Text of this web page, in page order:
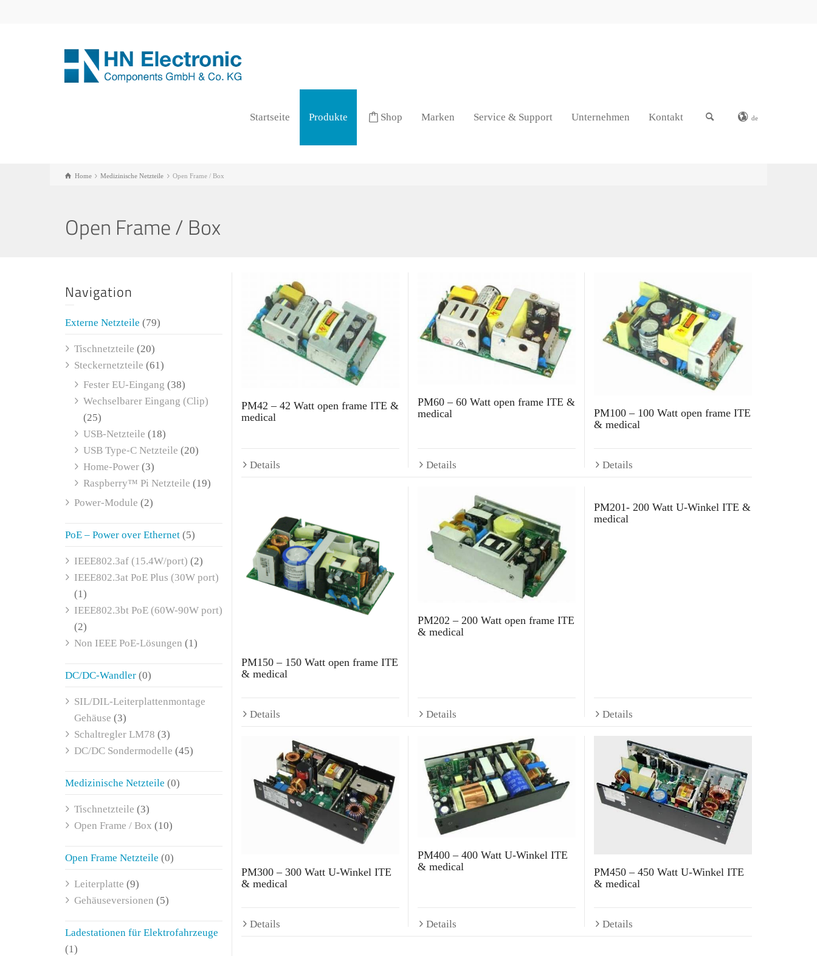
Startseite Produkte Shop Marken Service & Support Unternehmen Kontakt de
Home Medizinische Netzteile Open Frame / Box
Open Frame / Box
PM42 – 42 Watt open frame ITE &
medical
Details
PM60 – 60 Watt open frame ITE &
medical
Details
PM100 – 100 Watt open frame ITE
& medical
Details
PM150 – 150 Watt open frame ITE
& medical
Details
PM202 – 200 Watt open frame ITE
& medical
Details
PM201- 200 Watt U-Winkel ITE &
medical
Details
PM300 – 300 Watt U-Winkel ITE
& medical
Details
PM400 – 400 Watt U-Winkel ITE
& medical
Details
PM450 – 450 Watt U-Winkel ITE
& medical
Details
Navigation
Externe Netzteile (79)
Tischnetzteile (20)
Steckernetzteile (61)
Fester EU-Eingang (38)
Wechselbarer Eingang (Clip)
(25)
USB-Netzteile (18)
USB Type-C Netzteile (20)
Home-Power (3)
Raspberry™ Pi Netzteile (19)
Power-Module (2)
PoE – Power over Ethernet (5)
IEEE802.3af (15.4W/port) (2)
IEEE802.3at PoE Plus (30W port)
(1)
IEEE802.3bt PoE (60W-90W port)
(2)
Non IEEE PoE-Lösungen (1)
DC/DC-Wandler (0)
SIL/DIL-Leiterplattenmontage
Gehäuse (3)
Schaltregler LM78 (3)
DC/DC Sondermodelle (45)
Medizinische Netzteile (0)
Tischnetzteile (3)
Open Frame / Box (10)
Open Frame Netzteile (0)
Leiterplatte (9)
Gehäuseversionen (5)
Ladestationen für Elektrofahrzeuge
(1)